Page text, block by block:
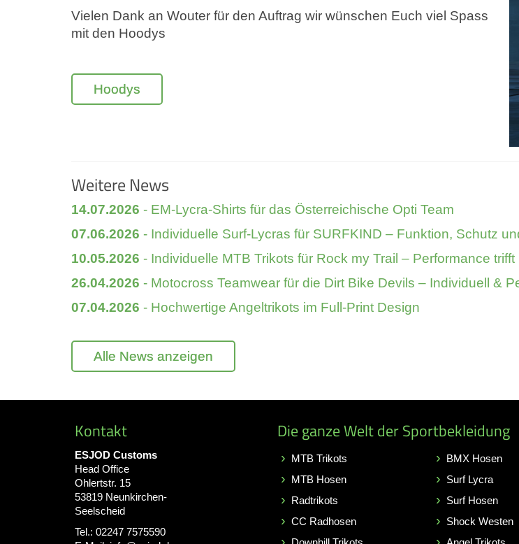
Vielen Dank an Wouter für den Auftrag wir wünschen Euch viel Spass
mit den Hoodys
Hoodys
Weitere News
14.07.2026 - EM-Lycra-Shirts für das Österreichische Opti Team
07.06.2026 - Individuelle Surf-Lycras für SURFKIND – Funktion, Schutz
10.05.2026 - Individuelle MTB Trikots für Rock my Trail – Performance
26.04.2026 - Motocross Teamwear für die Dirt Bike Devils – Individuell &
07.04.2026 - Hochwertige Angeltrikots im Full-Print Design
Alle News anzeigen
Die ganze Welt der Sportbekleidung
MTB Trikots
MTB Hosen
Radtrikots
CC Radhosen
BMX Hosen
Surf Lycra
Surf Hosen
Shock Westen
Kontakt
ESJOD Customs
Head Office
Ohlertstr. 15
53819 Neunkirchen-
Seelscheid
Tel.: 02247 7575590